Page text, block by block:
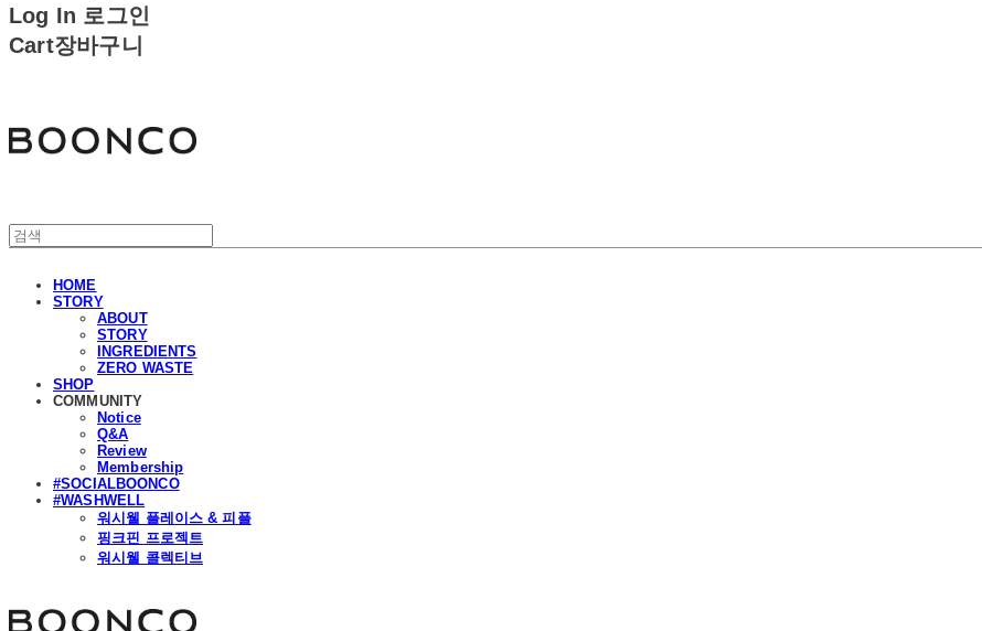
Log In 로그인
Cart장바구니
HOME
STORY
ABOUT
STORY
INGREDIENTS
ZERO WASTE
SHOP
COMMUNITY
Notice
Q&A
Review
Membership
#SOCIALBOONCO
#WASHWELL
워시웰 플레이스 & 피플
핑크핀 프로젝트
워시웰 콜렉티브